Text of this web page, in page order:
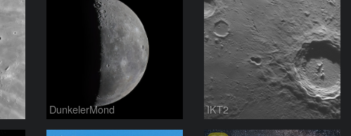
DunkelerMond IKT2